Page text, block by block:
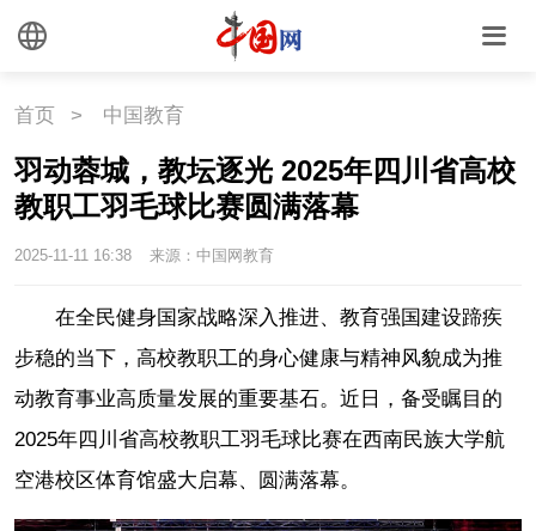
首页 > 中国教育
羽动蓉城，教坛逐光 2025年四川省高校
教职工羽毛球比赛圆满落幕
2025-11-11 16:38 来源：中国网教育
在全民健身国家战略深入推进、教育强国建设蹄疾
步稳的当下，高校教职工的身心健康与精神风貌成为推
动教育事业高质量发展的重要基石。近日，备受瞩目的
2025年四川省高校教职工羽毛球比赛在西南民族大学航
空港校区体育馆盛大启幕、圆满落幕。